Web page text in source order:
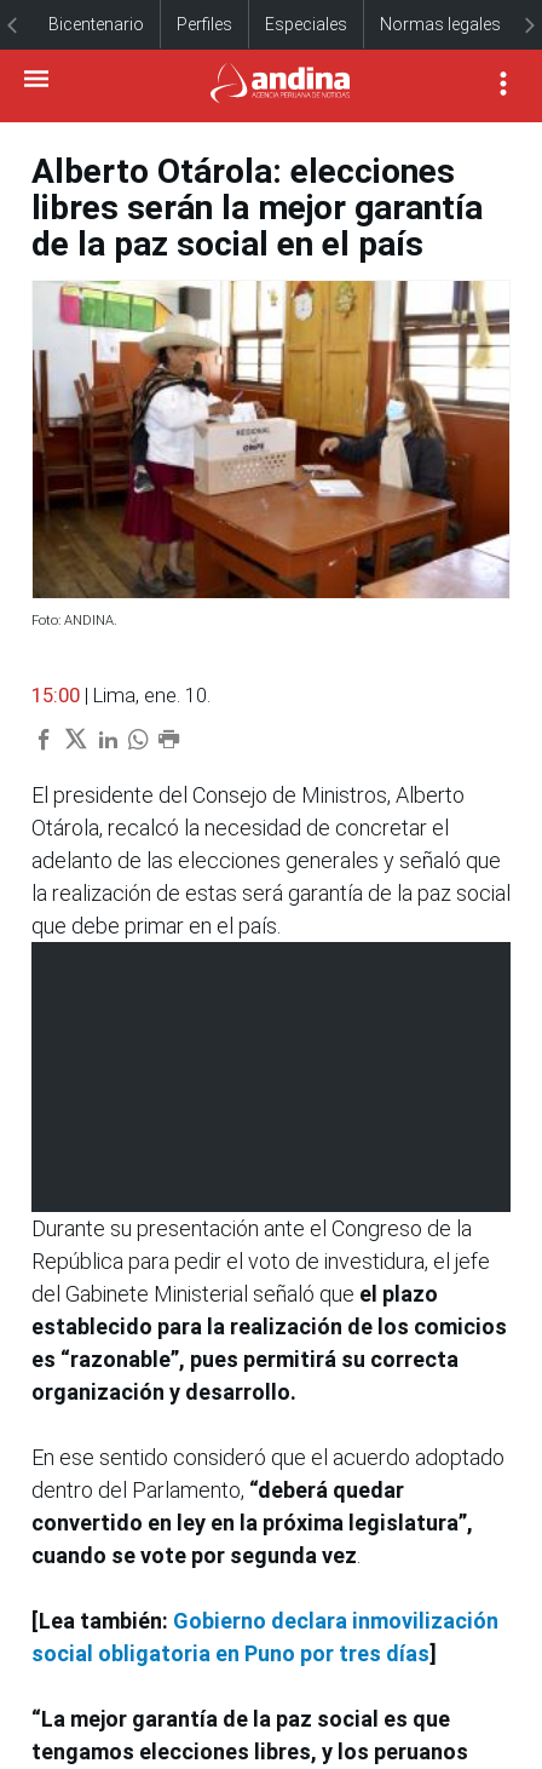
Bicentenario Perfiles Especiales Normas legales
Alberto Otárola: elecciones
libres serán la mejor garantía
de la paz social en el país
Foto: ANDINA.
15:00 | Lima, ene. 10.
El presidente del Consejo de Ministros, Alberto
Otárola, recalcó la necesidad de concretar el
adelanto de las elecciones generales y señaló que
la realización de estas será garantía de la paz social
que debe primar en el país.
Durante su presentación ante el Congreso de la
República para pedir el voto de investidura, el jefe
del Gabinete Ministerial señaló que el plazo
establecido para la realización de los comicios
es “razonable”, pues permitirá su correcta
organización y desarrollo.
En ese sentido consideró que el acuerdo adoptado
dentro del Parlamento, “deberá quedar
convertido en ley en la próxima legislatura”,
cuando se vote por segunda vez
[Lea también: Gobierno declara inmovilización
social obligatoria en Puno por tres días]
“La mejor garantía de la paz social es que
tengamos elecciones libres, y los peruanos